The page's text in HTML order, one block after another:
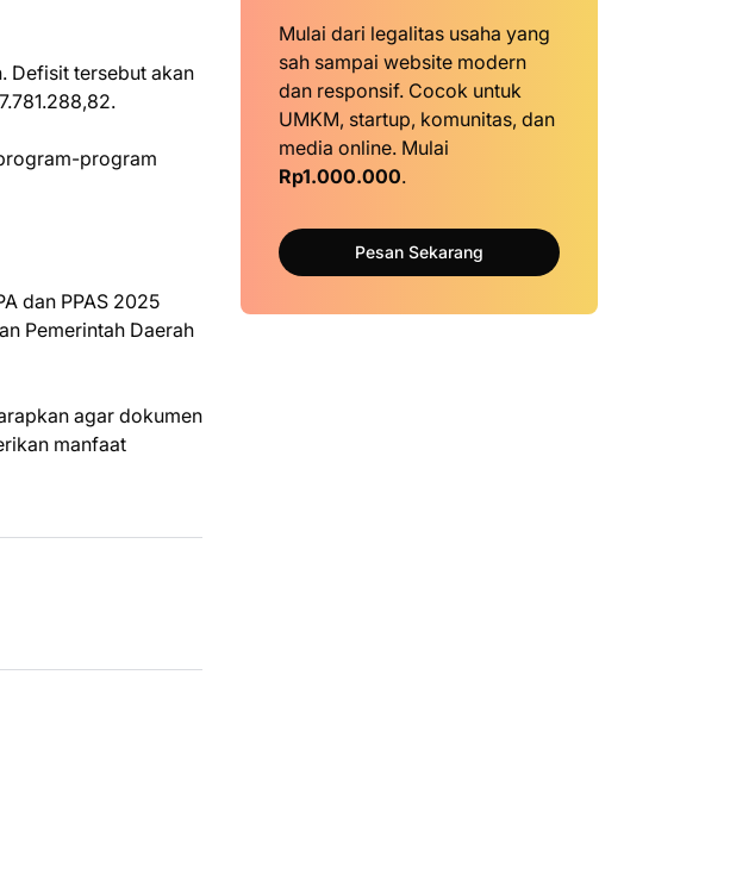
Defisit tersebut akan
program
dan PPAS 2025
Pemerintah Daerah
agar dokumen
manfaat
Mulai dari legalitas usaha yang
sah sampai website modern
dan responsif. Cocok untuk
UMKM, startup, komunitas, dan
media online. Mulai
Rp1.000.000.
Pesan Sekarang